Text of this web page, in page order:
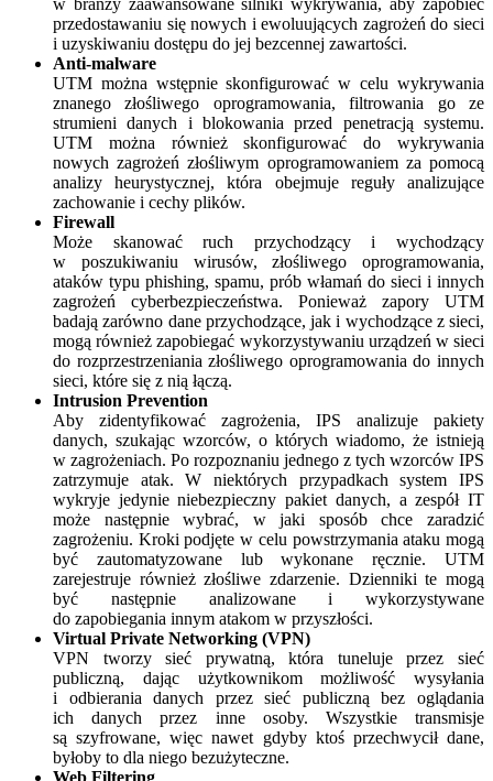
w branży zaawansowane silniki wykrywania, aby zapobiec
przedostawaniu się nowych i ewoluujących zagrożeń do sieci
i uzyskiwaniu dostępu do jej bezcennej zawartości.
Anti-malware
UTM można wstępnie skonfigurować w celu wykrywania
znanego złośliwego oprogramowania, filtrowania go ze
strumieni danych i blokowania przed penetracją systemu.
UTM można również skonfigurować do wykrywania
nowych zagrożeń złośliwym oprogramowaniem za pomocą
analizy heurystycznej, która obejmuje reguły analizujące
zachowanie i cechy plików.
Firewall
Może skanować ruch przychodzący i wychodzący
w poszukiwaniu wirusów, złośliwego oprogramowania,
ataków typu phishing, spamu, prób włamań do sieci i innych
zagrożeń cyberbezpieczeństwa. Ponieważ zapory UTM
badają zarówno dane przychodzące, jak i wychodzące z sieci,
mogą również zapobiegać wykorzystywaniu urządzeń w sieci
do rozprzestrzeniania złośliwego oprogramowania do innych
sieci, które się z nią łączą.
Intrusion Prevention
Aby zidentyfikować zagrożenia, IPS analizuje pakiety
danych, szukając wzorców, o których wiadomo, że istnieją
w zagrożeniach. Po rozpoznaniu jednego z tych wzorców IPS
zatrzymuje atak. W niektórych przypadkach system IPS
wykryje jedynie niebezpieczny pakiet danych, a zespół IT
może następnie wybrać, w jaki sposób chce zaradzić
zagrożeniu. Kroki podjęte w celu powstrzymania ataku mogą
być zautomatyzowane lub wykonane ręcznie. UTM
zarejestruje również złośliwe zdarzenie. Dzienniki te mogą
być następnie analizowane i wykorzystywane
do zapobiegania innym atakom w przyszłości.
Virtual Private Networking (VPN)
VPN tworzy sieć prywatną, która tuneluje przez sieć
publiczną, dając użytkownikom możliwość wysyłania
i odbierania danych przez sieć publiczną bez oglądania
ich danych przez inne osoby. Wszystkie transmisje
są szyfrowane, więc nawet gdyby ktoś przechwycił dane,
byłoby to dla niego bezużyteczne.